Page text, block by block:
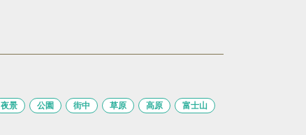
夜景 公園 街中 草原 高原 富士山